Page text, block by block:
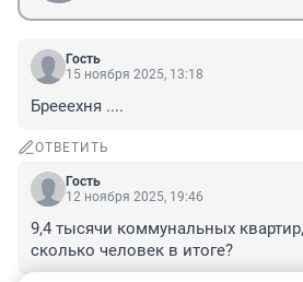
Гость
15 ноября 2025, 13:18
Брееехня ....
ОТВЕТИТЬ
Гость
12 ноября 2025, 19:46
9,4 тысячи коммунальных
сколько человек в итоге?